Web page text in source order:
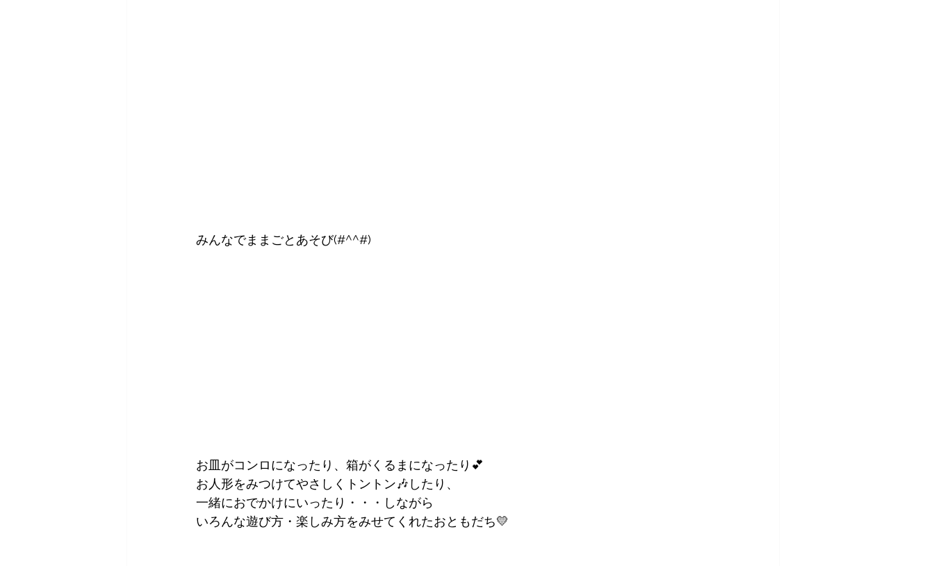
みんなでままごとあそび(#^^#)
お皿がコンロになったり、箱がくるまになったり💕
お人形をみつけてやさしくトントン🎶したり、
一緒におでかけにいったり・・・しながら
いろんな遊び方・楽しみ方をみせてくれたおともだち💛